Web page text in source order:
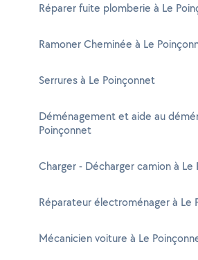
Réparer fuite plomberie à Le
Ramoner Cheminée à Le
Serrures à Le Poinçonnet
Déménagement et aide au
Poinçonnet
Charger - Décharger camion à Le
Réparateur électroménager à Le
Mécanicien voiture à Le